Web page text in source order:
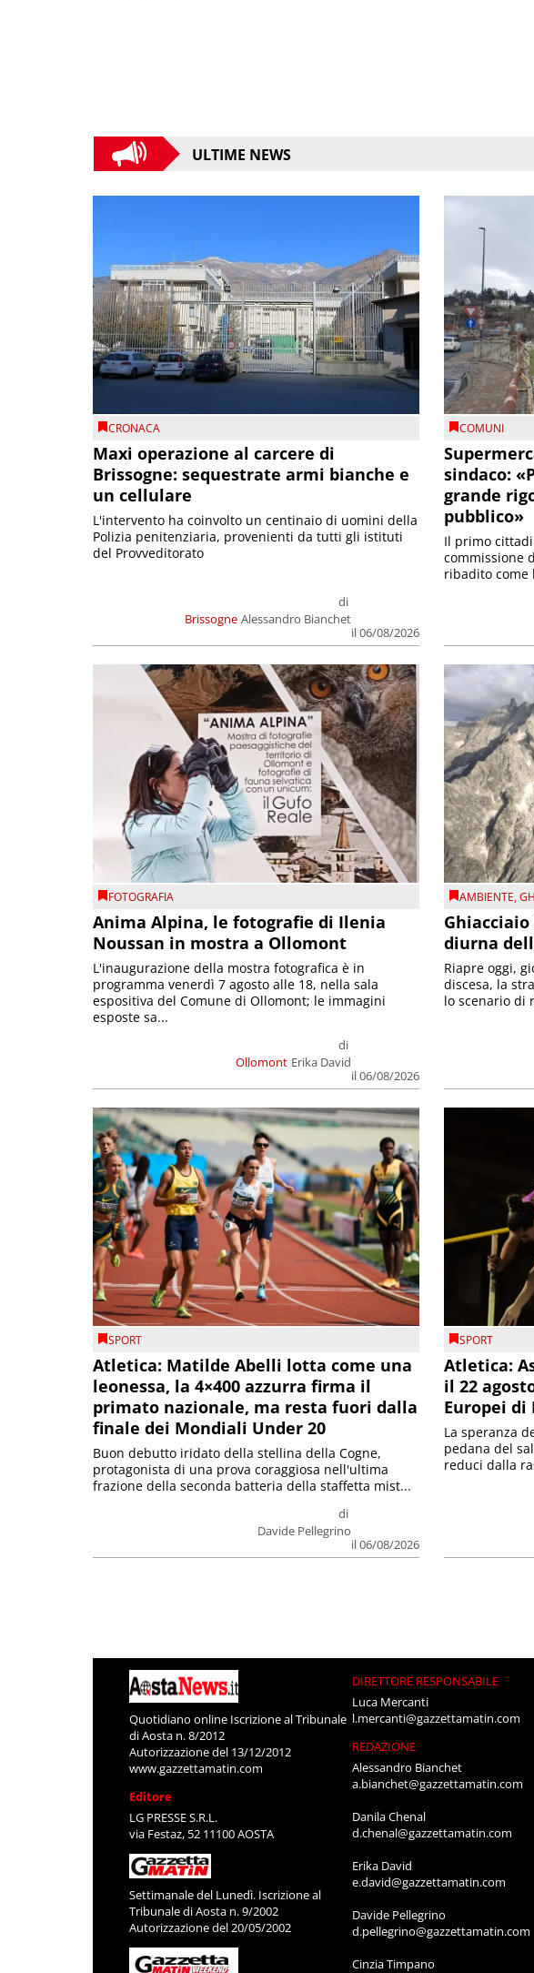
ULTIME NEWS
CRONACA
Maxi operazione al carcere di
Brissogne: sequestrate armi bianche e
un cellulare
Brissogne
di
Alessandro Bianchet
il 06/08/2026
L'intervento ha coinvolto un centinaio di uomini della
Polizia penitenziaria, provenienti da tutti gli istituti
del Provveditorato
COMUNI
sindaco:
grande
pubblico»
Il primo
commissione
ribadito come
FOTOGRAFIA
Anima Alpina, le fotografie di Ilenia
Noussan in mostra a Ollomont
Ollomont
di
Erika David
il 06/08/2026
L'inaugurazione della mostra fotografica è in
programma venerdì 7 agosto alle 18, nella sala
espositiva del Comune di Ollomont; le immagini
esposte sa...
AMBIENTE,
diurna
Riapre oggi,
discesa, la
lo scenario di
SPORT
Atletica: Matilde Abelli lotta come una
leonessa, la 4×400 azzurra firma il
primato nazionale, ma resta fuori dalla
finale dei Mondiali Under 20
di
Davide Pellegrino
il 06/08/2026
Buon debutto iridato della stellina della Cogne,
protagonista di una prova coraggiosa nell'ultima
frazione della seconda batteria della staffetta mist...
SPORT
Atletica:
il 22
Europei
La speranza
pedana del
reduci dalla
Quotidiano online Iscrizione al Tribunale
di Aosta n. 8/2012
Autorizzazione del 13/12/2012
www.gazzettamatin.com
Editore
LG PRESSE S.R.L.
via Festaz, 52 11100 AOSTA
Settimanale del Lunedì. Iscrizione al
Tribunale di Aosta n. 9/2002
Autorizzazione del 20/05/2002
DIRETTORE RESPONSABILE
Luca Mercanti
l.mercanti@gazzettamatin.com
REDAZIONE
Alessandro Bianchet
a.bianchet@gazzettamatin.com
Danila Chenal
d.chenal@gazzettamatin.com
Erika David
e.david@gazzettamatin.com
Davide Pellegrino
d.pellegrino@gazzettamatin.com
Cinzia Timpano